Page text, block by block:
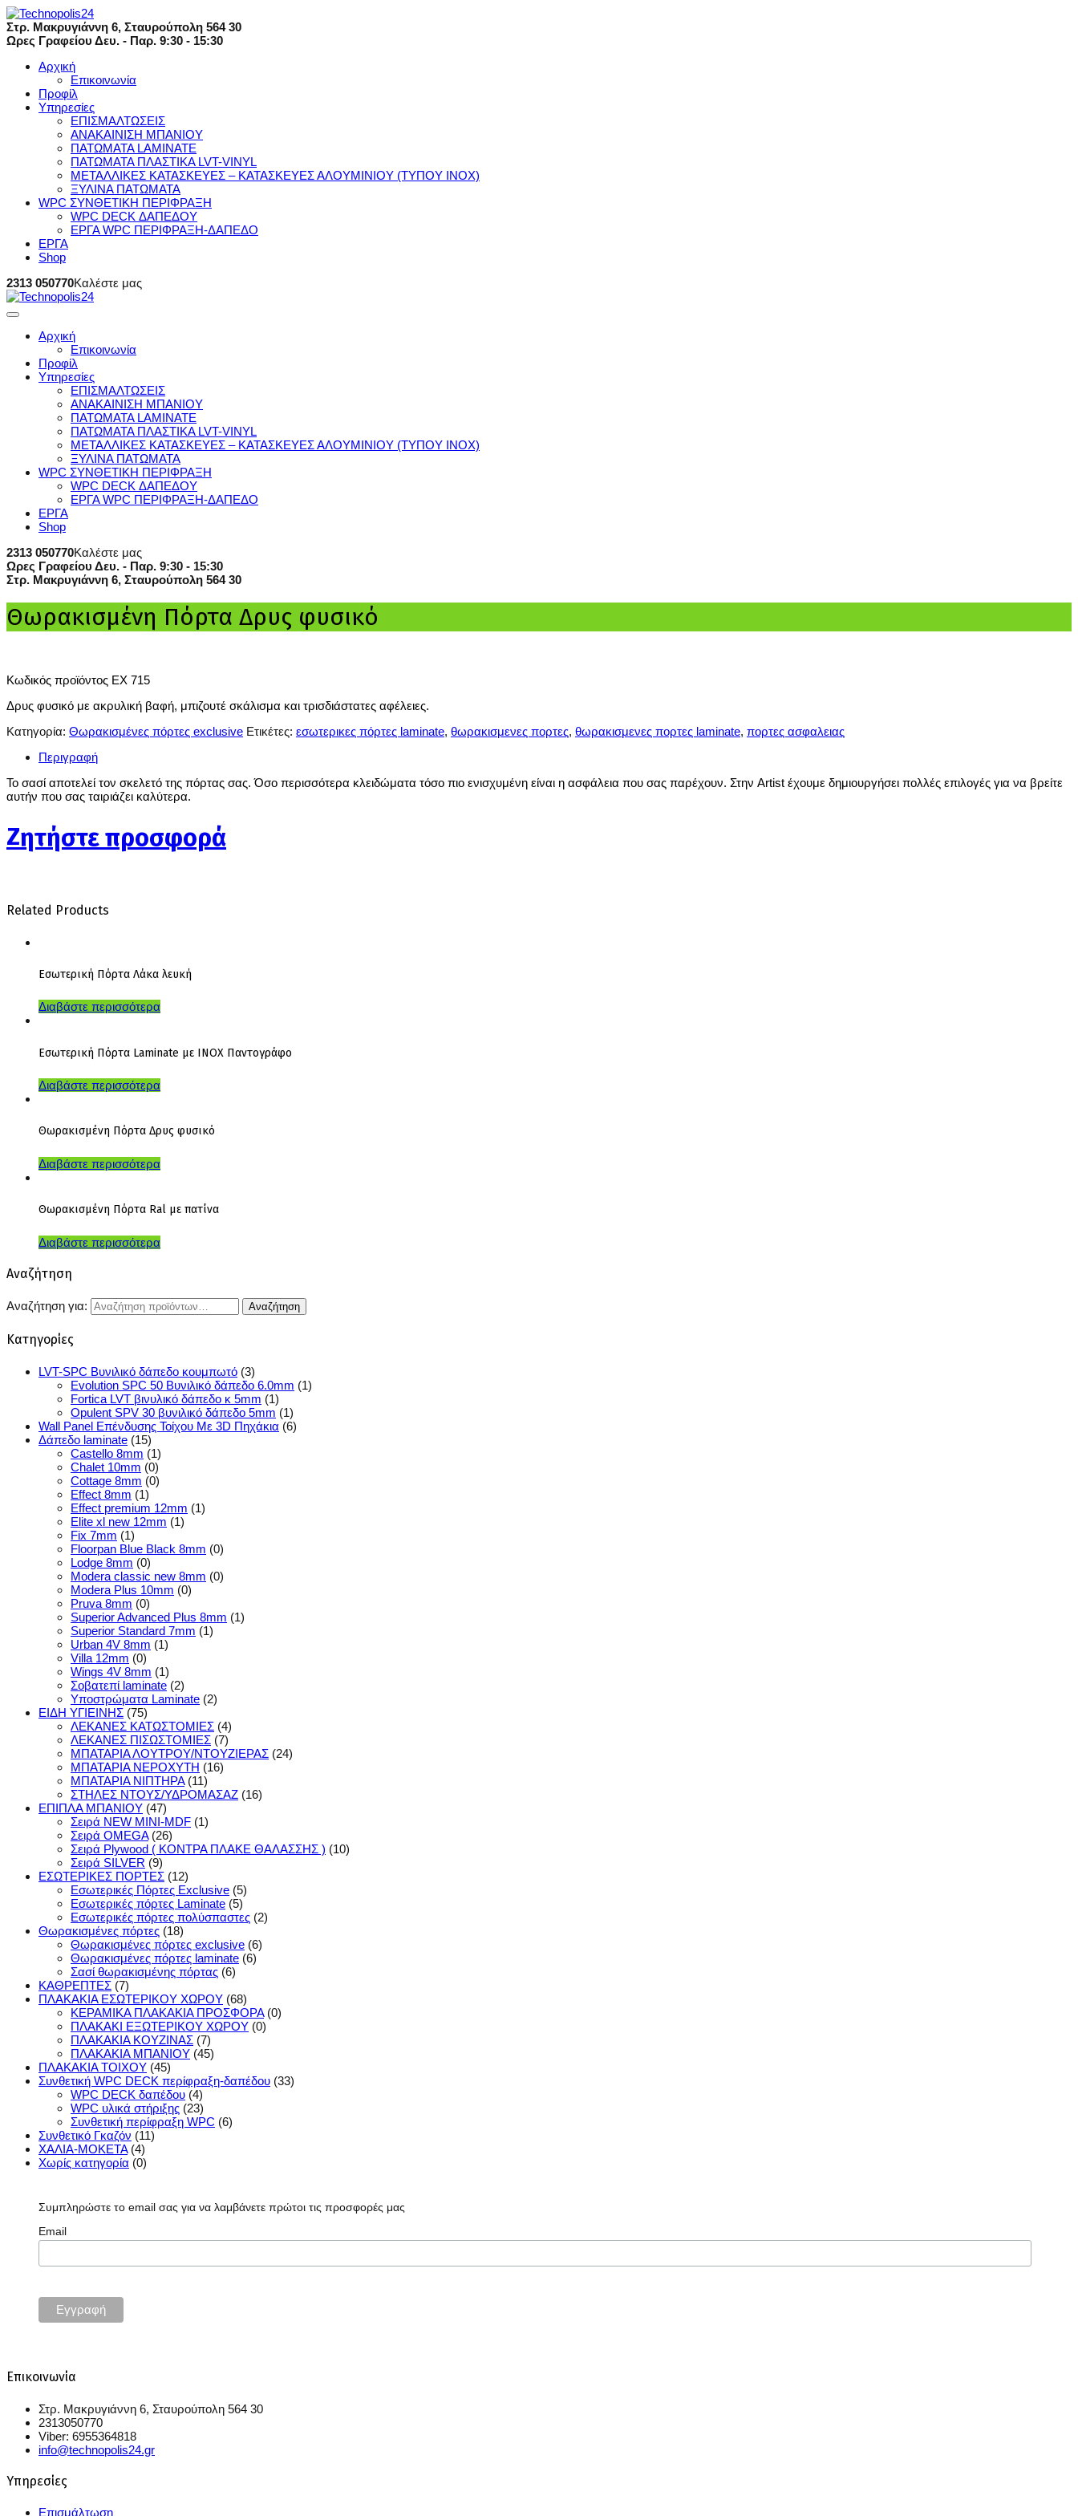
Στρ. Μακρυγιάννη 6, Σταυρούπολη 564 30
Ωρες Γραφείου Δευ. - Παρ. 9:30 - 15:30
Αρχική
Επικοινωνία
Προφίλ
Υπηρεσίες
ΕΠΙΣΜΑΛΤΩΣΕΙΣ
ΑΝΑΚΑΙΝΙΣΗ ΜΠΑΝΙΟΥ
ΠΑΤΩΜΑΤΑ LAMINATE
ΠΑΤΩΜΑΤΑ ΠΛΑΣΤΙΚΑ LVT-VINYL
ΜΕΤΑΛΛΙΚΕΣ ΚΑΤΑΣΚΕΥΕΣ – ΚΑΤΑΣΚΕΥΕΣ ΑΛΟΥΜΙΝΙΟΥ (ΤΥΠΟΥ ΙΝΟΧ)
ΞΥΛΙΝΑ ΠΑΤΩΜΑΤΑ
WPC ΣΥΝΘΕΤΙΚΗ ΠΕΡΙΦΡΑΞΗ
WPC DECK ΔΑΠΕΔΟΥ
ΕΡΓΑ WPC ΠΕΡΙΦΡΑΞΗ-ΔΑΠΕΔΟ
ΕΡΓΑ
Shop
2313 050770Καλέστε μας
Αρχική
Επικοινωνία
Προφίλ
Υπηρεσίες
ΕΠΙΣΜΑΛΤΩΣΕΙΣ
ΑΝΑΚΑΙΝΙΣΗ ΜΠΑΝΙΟΥ
ΠΑΤΩΜΑΤΑ LAMINATE
ΠΑΤΩΜΑΤΑ ΠΛΑΣΤΙΚΑ LVT-VINYL
ΜΕΤΑΛΛΙΚΕΣ ΚΑΤΑΣΚΕΥΕΣ – ΚΑΤΑΣΚΕΥΕΣ ΑΛΟΥΜΙΝΙΟΥ (ΤΥΠΟΥ ΙΝΟΧ)
ΞΥΛΙΝΑ ΠΑΤΩΜΑΤΑ
WPC ΣΥΝΘΕΤΙΚΗ ΠΕΡΙΦΡΑΞΗ
WPC DECK ΔΑΠΕΔΟΥ
ΕΡΓΑ WPC ΠΕΡΙΦΡΑΞΗ-ΔΑΠΕΔΟ
ΕΡΓΑ
Shop
2313 050770Καλέστε μας
Ωρες Γραφείου Δευ. - Παρ. 9:30 - 15:30
Στρ. Μακρυγιάννη 6, Σταυρούπολη 564 30
Θωρακισμένη Πόρτα Δρυς φυσικό
Κωδικός προϊόντος EX 715
Δρυς φυσικό με ακρυλική βαφή, μπιζουτέ σκάλισμα και τρισδιάστατες αφέλειες.
Κατηγορία: Θωρακισμένες πόρτες exclusive Ετικέτες: εσωτερικες πόρτες laminate, θωρακισμενες πορτες, θωρακισμενες πορτες laminate, πορτες ασφαλειας
Περιγραφή
Το σασί αποτελεί τον σκελετό της πόρτας σας. Όσο περισσότερα κλειδώματα τόσο πιο ενισχυμένη είναι η ασφάλεια που σας παρέχουν. Στην Artist έχουμε δημιουργήσει πολλές επιλογές για να βρείτε
αυτήν που σας ταιριάζει καλύτερα.
Ζητήστε προσφορά
Related Products
Εσωτερική Πόρτα Λάκα λευκή
Διαβάστε περισσότερα
Εσωτερική Πόρτα Laminate με INOX Παντογράφο
Διαβάστε περισσότερα
Θωρακισμένη Πόρτα Δρυς φυσικό
Διαβάστε περισσότερα
Θωρακισμένη Πόρτα Ral με πατίνα
Διαβάστε περισσότερα
Αναζήτηση
Αναζήτηση για:
Κατηγορίες
LVT-SPC Βυνιλικό δάπεδο κουμπωτό (3)
Evolution SPC 50 Βυνιλικό δάπεδο 6.0mm (1)
Fortica LVT βινυλικό δάπεδο κ 5mm (1)
Opulent SPV 30 βυνιλικό δάπεδο 5mm (1)
Wall Panel Επένδυσης Τοίχου Με 3D Πηχάκια (6)
Δάπεδο laminate (15)
Castello 8mm (1)
Chalet 10mm (0)
Cottage 8mm (0)
Effect 8mm (1)
Effect premium 12mm (1)
Elite xl new 12mm (1)
Fix 7mm (1)
Floorpan Blue Black 8mm (0)
Lodge 8mm (0)
Modera classic new 8mm (0)
Modera Plus 10mm (0)
Pruva 8mm (0)
Superior Advanced Plus 8mm (1)
Superior Standard 7mm (1)
Urban 4V 8mm (1)
Villa 12mm (0)
Wings 4V 8mm (1)
Σοβατεπί laminate (2)
Υποστρώματα Laminate (2)
ΕΙΔΗ ΥΓΙΕΙΝΗΣ (75)
ΛΕΚΑΝΕΣ ΚΑΤΩΣΤΟΜΙΕΣ (4)
ΛΕΚΑΝΕΣ ΠΙΣΩΣΤΟΜΙΕΣ (7)
ΜΠΑΤΑΡΙΑ ΛΟΥΤΡΟΥ/ΝΤΟΥΖΙΕΡΑΣ (24)
ΜΠΑΤΑΡΙΑ ΝΕΡΟΧΥΤΗ (16)
ΜΠΑΤΑΡΙΑ ΝΙΠΤΗΡΑ (11)
ΣΤΗΛΕΣ ΝΤΟΥΣ/ΥΔΡΟΜΑΣΑΖ (16)
ΕΠΙΠΛΑ ΜΠΑΝΙΟΥ (47)
Σειρά NEW MINI-MDF (1)
Σειρά OMEGA (26)
Σειρά Plywood ( ΚΟΝΤΡΑ ΠΛΑΚΕ ΘΑΛΑΣΣΗΣ ) (10)
Σειρά SILVER (9)
ΕΣΩΤΕΡΙΚΕΣ ΠΟΡΤΕΣ (12)
Εσωτερικές Πόρτες Exclusive (5)
Εσωτερικές πόρτες Laminate (5)
Εσωτερικές πόρτες πολύσπαστες (2)
Θωρακισμένες πόρτες (18)
Θωρακισμένες πόρτες exclusive (6)
Θωρακισμένες πόρτες laminate (6)
Σασί θωρακισμένης πόρτας (6)
ΚΑΘΡΕΠΤΕΣ (7)
ΠΛΑΚΑΚΙΑ ΕΣΩΤΕΡΙΚΟΥ ΧΩΡΟΥ (68)
ΚΕΡΑΜΙΚΑ ΠΛΑΚΑΚΙΑ ΠΡΟΣΦΟΡΑ (0)
ΠΛΑΚΑΚΙ ΕΞΩΤΕΡΙΚΟΥ ΧΩΡΟΥ (0)
ΠΛΑΚΑΚΙΑ ΚΟΥΖΙΝΑΣ (7)
ΠΛΑΚΑΚΙΑ ΜΠΑΝΙΟΥ (45)
ΠΛΑΚΑΚΙΑ ΤΟΙΧΟΥ (45)
Συνθετική WPC DECK περίφραξη-δαπέδου (33)
WPC DECK δαπέδου (4)
WPC υλικά στήριξης (23)
Συνθετική περίφραξη WPC (6)
Συνθετικό Γκαζόν (11)
ΧΑΛΙΑ-ΜΟΚΕΤΑ (4)
Χωρίς κατηγορία (0)
Συμπληρώστε το email σας για να λαμβάνετε πρώτοι τις προσφορές μας
Email
Επικοινωνία
Στρ. Μακρυγιάννη 6, Σταυρούπολη 564 30
2313050770
Viber: 6955364818
info@technopolis24.gr
Υπηρεσίες
Επισμάλτωση